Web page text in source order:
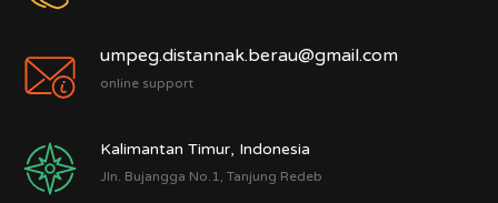
umpeg.distannak.berau@gmail.com
online support
Kalimantan Timur, Indonesia
Jln. Bujangga No.1, Tanjung Redeb